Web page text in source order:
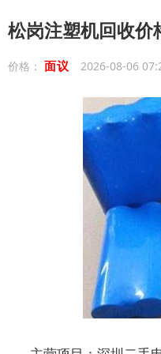
松岗注塑机回收价
价格： 面议 2026-08-06